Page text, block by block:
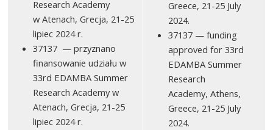
Research Academy
w Atenach, Grecja, 21-25
lipiec 2024 r.
37137 — przyznano
finansowanie udziału w
33rd EDAMBA Summer
Research Academy w
Atenach, Grecja, 21-25
lipiec 2024 r.
Greece, 21-25 July
2024.
37137 — funding
approved for 33rd
EDAMBA Summer
Research
Academy, Athens,
Greece, 21-25 July
2024.